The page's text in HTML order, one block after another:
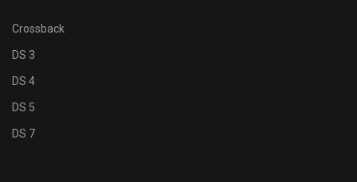
Crossback
DS 3
DS 4
DS 5
DS 7